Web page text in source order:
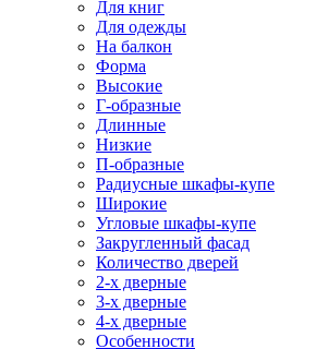
Для книг
Для одежды
На балкон
Форма
Высокие
Г-образные
Длинные
Низкие
П-образные
Радиусные шкафы-купе
Широкие
Угловые шкафы-купе
Закругленный фасад
Количество дверей
2-х дверные
3-х дверные
4-х дверные
Особенности